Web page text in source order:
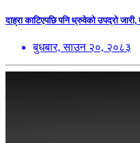
दाह्रा काटिएपछि पनि ध्रुवेको उपद्रो
बुधबार, साउन २०, २०८३